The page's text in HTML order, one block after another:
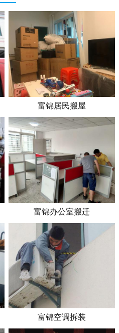
富锦居民搬屋
富锦办公室搬迁
富锦空调拆装